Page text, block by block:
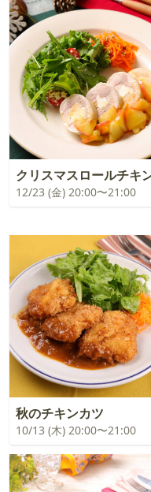
クリスマスロールチキ
12/23 (金) 20:00〜21:00
秋のチキンカツ
10/13 (木) 20:00〜21:00